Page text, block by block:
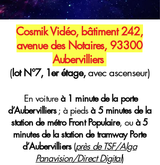
Cosmik Vidéo, bâtiment 242,
avenue des Notaires, 93300
Aubervilliers
(lot N°7, 1er étage,avec ascenseur)
En voitureà 1 minute de la porte
d’Aubervilliers; à piedsà 5 minutes de la
station de métro Front Populaire, ouà 5
minutes de la station de tramway Porte
d’Aubervilliers(près de TSF/Alga
Panavision/Direct Digital)